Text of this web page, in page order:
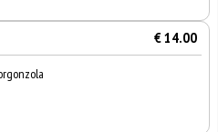
€ 14.00